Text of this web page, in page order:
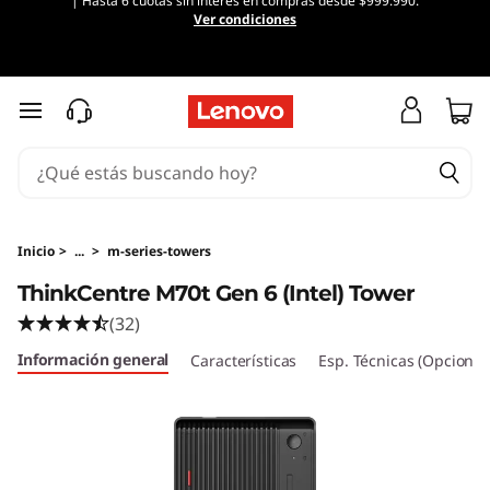
h
C
n
Ver condiciones
Ir al contenido principal
Inicio > ... > m-series-towers
ThinkCentre M70t Gen 6 (Intel) Tower
(32)
Información general Características Esp. Técnicas